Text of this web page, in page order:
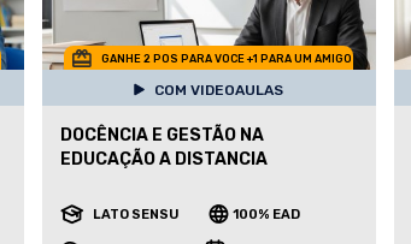
GANHE 2 POS PARA VOCE +1 PARA UM AMIGO
COM VIDEOAULAS
DOCÊNCIA E GESTÃO NA
EDUCAÇÃO A DISTANCIA
LATO SENSU 100% EAD